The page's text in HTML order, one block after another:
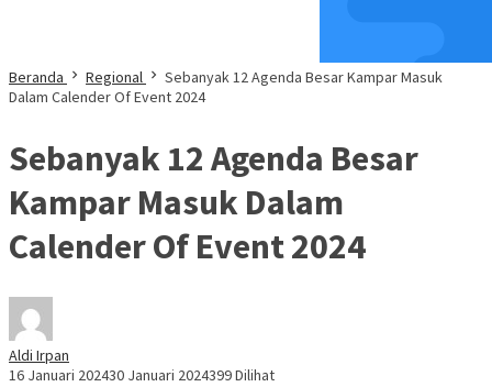
Beranda Regional
Sebanyak 12 Agenda Besar Kampar Masuk
Dalam Calender Of Event 2024
Sebanyak 12 Agenda Besar
Kampar Masuk Dalam
Calender Of Event 2024
Aldi Irpan
16 Januari 202430 Januari 2024399 Dilihat